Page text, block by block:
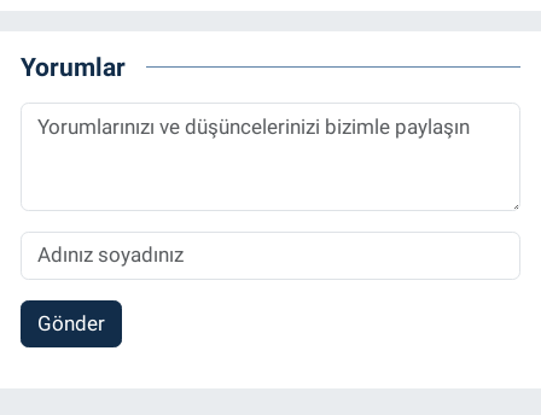
Yorumlar
Gönder